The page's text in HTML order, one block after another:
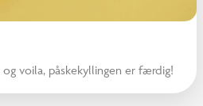
voila, påskekyllingen er færdig!